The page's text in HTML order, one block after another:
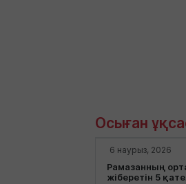
Осыған
6 наурыз, 2026
Рамазанның
жіберетін 5